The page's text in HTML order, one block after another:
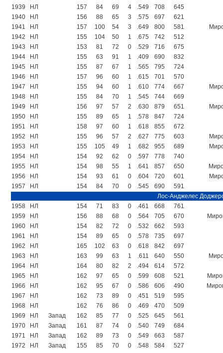
1939
НЛ 157 84 69 4 .549 708
645
1940
НЛ 156 88 65 3 .575 697
621
1941
НЛ 157 100 54 3 .649 800 581
1942
НЛ 155 104 50 1 .675 742
512
1943
НЛ 153 81 72 0 .529 716
675
1944
НЛ 155 63 91 1 .409 690
832
1945
НЛ 155 87 67 1 .565 795
724
1946
НЛ 157 96 60 1 .615 701
570
1947
НЛ 155 94 60 1 .610 774 667
1948
НЛ 155 84 70 1 .545 744
669
1949
НЛ 156 97 57 2 .630 879 651
1950
НЛ 155 89 65 1 .578 847
724
1951
НЛ 158 97 60 1 .618 855
672
1952
НЛ 155 96 57 2 .627 775 603
1953
НЛ 155 105 49 1 .682 955 689
1954
НЛ 154 92 62 0 .597 778
740
1955
НЛ 154 98 55 1 .641 857 650
1956
НЛ 154 93 61 0 .604 720 601
1957
НЛ 154 84 70 0 .545 690
591
Лос-Анджелес
1958
НЛ 154 71 83 0 .461 668
761
1959
НЛ 156 88 68 0 .564 705 670
1960
НЛ 154 82 72 0 .532 662
593
1961
НЛ 154 89 65 0 .578 735
697
1962
НЛ 165 102 63 0 .618 842
697
1963
НЛ 163 99 63 1 .611 640 550
1964
НЛ 164 80 82 2 .494 614
572
1965
НЛ 162 97 65 0 .599 608 521
1966
НЛ 162 95 67 0 .586 606 490
1967
НЛ 162 73 89 0 .451 519
595
1968
НЛ 162 76 86 0 .469 470
509
1969
НЛ Запад 162 85 77 0 .525 645
561
1970
НЛ Запад 161 87 74 0 .540 749
684
1971
НЛ Запад 162 89 73 0 .549 663
587
1972
НЛ Запад 155 85 70 0 .548 584
527